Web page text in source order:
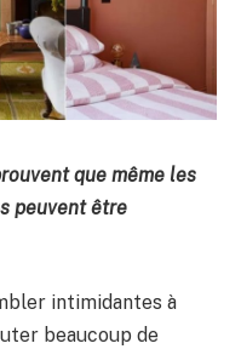
que même les
peuvent être
intimidantes à
beaucoup de